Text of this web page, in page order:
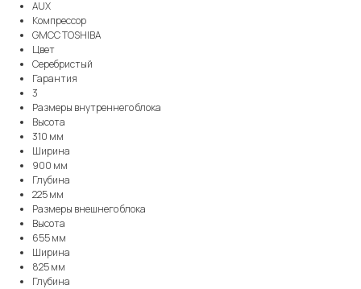
AUX
Компрессор
GMCC TOSHIBA
Цвет
Серебристый
Гарантия
3
Размеры внутреннего блока
Высота
310 мм
Ширина
900 мм
Глубина
225 мм
Размеры внешнего блока
Высота
655 мм
Ширина
825 мм
Глубина